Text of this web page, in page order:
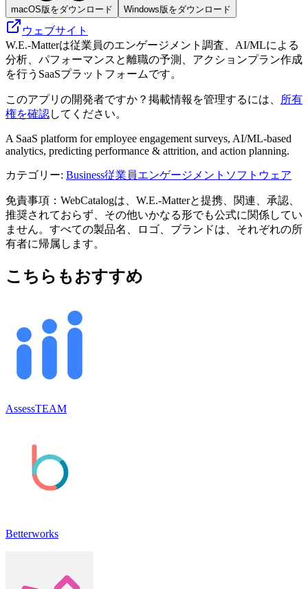
macOS版をダウンロード Windows版をダウンロード
ウェブサイト
W.E.-Matterは従業員のエンゲージメント調査、AI/MLによる
分析、パフォーマンスと離職の予測、アクションプラン作成
を行うSaaSプラットフォームです。
このアプリの開発者ですか？掲載情報を管理するには、
所有
権を確認してください。
A SaaS platform for employee engagement surveys, AI/ML-based
analytics, predicting performance & attrition, and action planning.
カテゴリー: Business従業員エンゲージメントソフトウェア
免責事項：WebCatalogは、W.E.-Matterと提携、関連、承認、
推奨されておらず、その他いかなる形でも公式に関係してい
ません。すべての製品名、ロゴ、ブランドは、それぞれの所
有者に帰属します。
こちらもおすすめ
AssessTEAM
Betterworks